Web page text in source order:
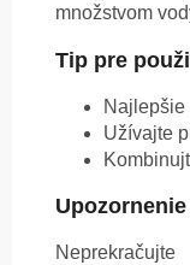
množstvom
Tip pre
Užívajte
Upozornenie